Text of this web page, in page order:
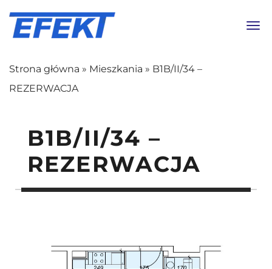
Strona główna » Mieszkania » B1B/II/34 –
REZERWACJA
B1B/II/34 –
REZERWACJA